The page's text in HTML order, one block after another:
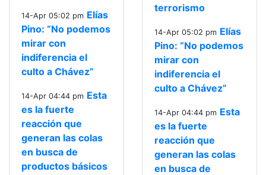
14-Apr 05:02 pm Elías
Pino: “No podemos
mirar con
indiferencia el
culto a Chávez”
14-Apr 04:44 pm Esta
es la fuerte
reacción que
generan las colas
en busca de
productos básicos
terrorismo
14-Apr 05:02 pm Elías
Pino: “No podemos
mirar con
indiferencia el
culto a Chávez”
14-Apr 04:44 pm Esta
es la fuerte
reacción que
generan las colas
en busca de